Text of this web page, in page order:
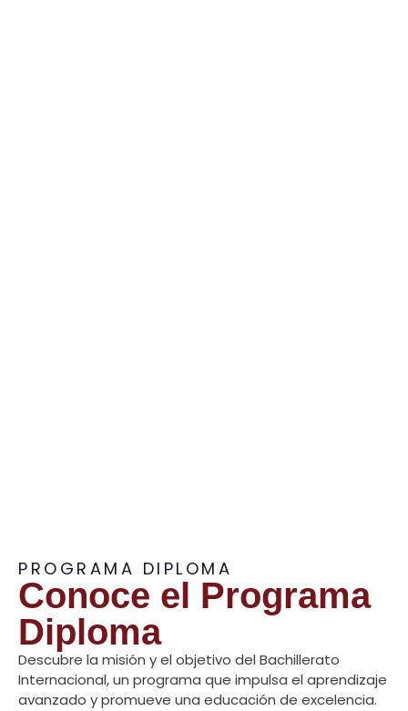
PROGRAMA DIPLOMA
Conoce el Programa
Diploma
Descubre la misión y el objetivo del Bachillerato
Internacional, un programa que impulsa el aprendizaje
avanzado y promueve una educación de excelencia.